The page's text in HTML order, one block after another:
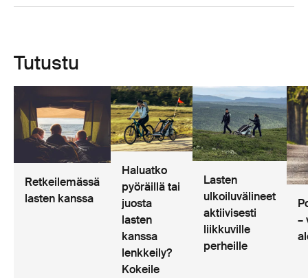
Tutustu
Retkeilemässä
lasten kanssa
Haluatko
pyöräillä tai
juosta
lasten
kanssa
lenkkeily?
Kokeile
Lasten
ulkoiluvälineet
aktiivisesti
liikkuville
perheille
–